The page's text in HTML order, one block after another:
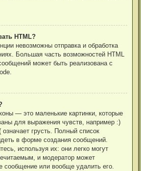
HTML?
невозможны отправка и обработка
Большая часть возможностей HTML
может быть реализована с
— это маленькие картинки, которые
для выражения чувств, например :)
означает грусть. Полный список
в форме создания сообщений.
используя их: они легко могут
и модератор может
сообщение или вообще удалить его.